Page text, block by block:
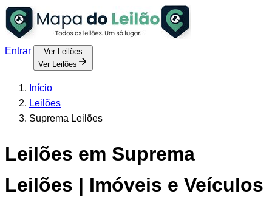
Entrar
Ver Leilões
Ver Leilões
Início
Leilões
Suprema Leilões
Leilões em Suprema
Leilões | Imóveis e Veículos